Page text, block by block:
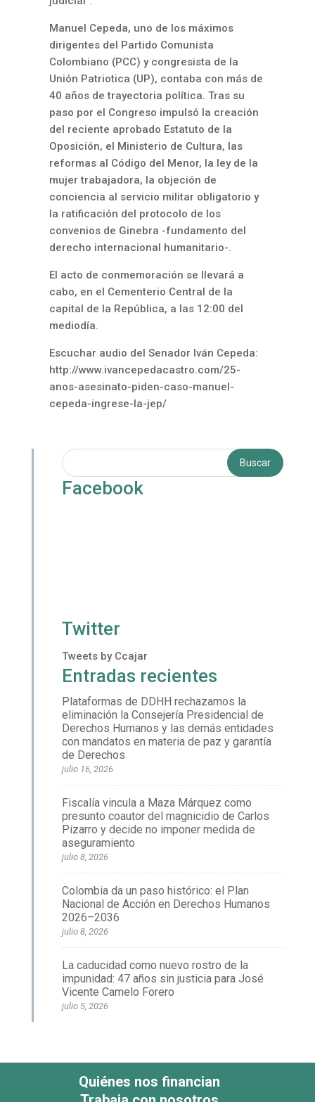
Manuel Cepeda, uno de los máximos
dirigentes del Partido Comunista
Colombiano (PCC) y congresista de la
Unión Patriotica (UP), contaba con más de
40 años de trayectoria política. Tras su
paso por el Congreso impulsó la creación
del reciente aprobado Estatuto de la
Oposición, el Ministerio de Cultura, las
reformas al Código del Menor, la ley de la
mujer trabajadora, la objeción de
conciencia al servicio militar obligatorio y
la ratificación del protocolo de los
convenios de Ginebra -fundamento del
derecho internacional humanitario-.
El acto de conmemoración se llevará a
cabo, en el Cementerio Central de la
capital de la República, a las 12:00 del
mediodía.
Escuchar audio del Senador Iván Cepeda:
http://www.ivancepedacastro.com/25-
anos-asesinato-piden-caso-manuel-
cepeda-ingrese-la-jep/
Facebook
Twitter
Tweets by Ccajar
Entradas recientes
Plataformas de DDHH rechazamos la
eliminación la Consejería Presidencial de
Derechos Humanos y las demás entidades
con mandatos en materia de paz y garantía
de Derechos
julio 16, 2026
Fiscalía vincula a Maza Márquez como
presunto coautor del magnicidio de Carlos
Pizarro y decide no imponer medida de
aseguramiento
julio 8, 2026
Colombia da un paso histórico: el Plan
Nacional de Acción en Derechos Humanos
2026–2036
julio 8, 2026
La caducidad como nuevo rostro de la
impunidad: 47 años sin justicia para José
Vicente Camelo Forero
julio 5, 2026
Quiénes nos financian